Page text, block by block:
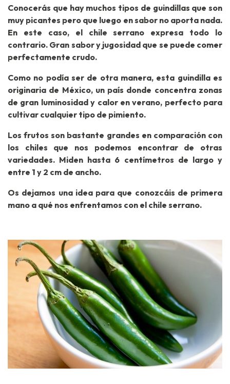
Conocerás que hay muchos tipos de guindillas que son
muy picantes pero que luego en sabor no aporta nada.
En este caso, el chile serrano expresa todo lo
contrario. Gran sabor y jugosidad que se puede comer
perfectamente crudo.
Como no podía ser de otra manera, esta guindilla es
originaria de México, un país donde concentra zonas
de gran luminosidad y calor en verano, perfecto para
cultivar cualquier tipo de pimiento.
Los frutos son bastante grandes en comparación con
los chiles que nos podemos encontrar de otras
variedades. Miden hasta 6 centímetros de largo y
entre 1 y 2 cm de ancho.
Os dejamos una idea para que conozcáis de primera
mano a qué nos enfrentamos con el chile serrano.